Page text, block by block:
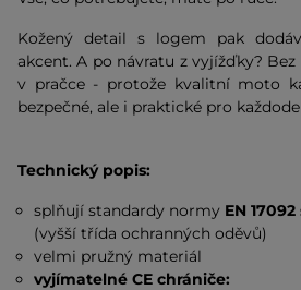
Kožený detail s logem pak
akcent. A po návratu z vyjížďky?
v pračce - protože kvalitní moto
bezpečné, ale i praktické pro
Technický popis:
splňují standardy normy EN
(vyšší třída ochranných oděvů)
velmi pružný materiál
vyjímatelné CE chrániče: